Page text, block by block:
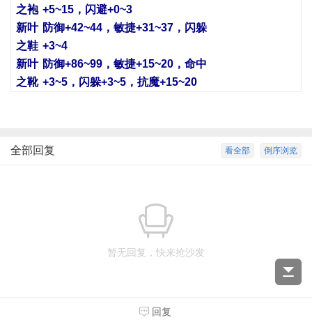
之袍 +5~15，闪避+0~3
新叶
之鞋
防御+42~44，敏捷+31~37，闪躲
+3~4
新叶
之靴
防御+86~99，敏捷+15~20，命中
+3~5，闪躲+3~5，抗魔+15~20
倒序浏览
看全部
全部回复
暂无回复，快来抢沙发
回复